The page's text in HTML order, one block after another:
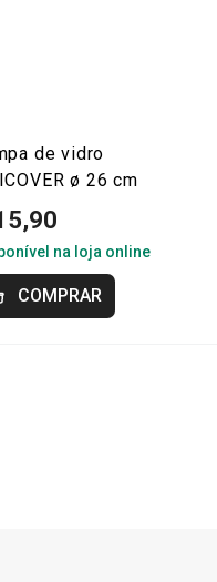
de vidro
ø 26 cm
na loja online
COMPRAR